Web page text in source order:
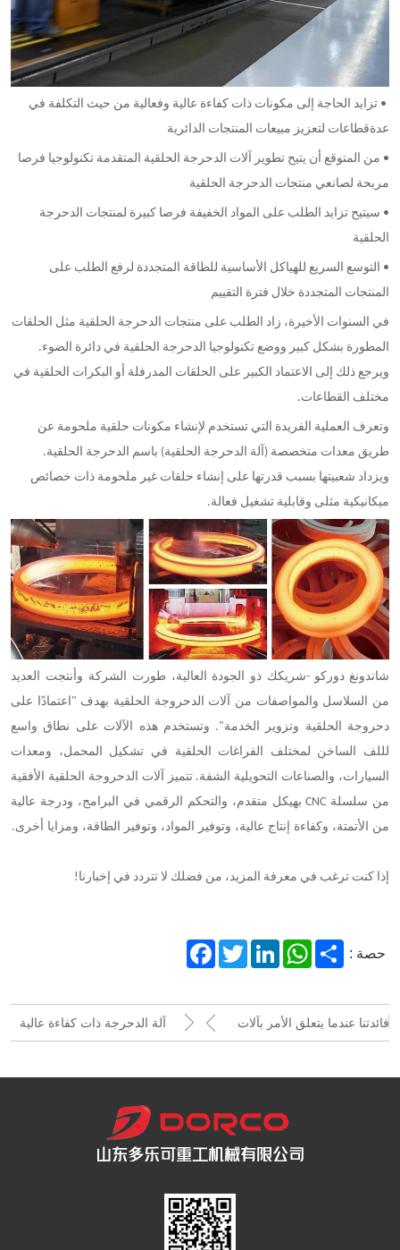
• تزايد الحاجة إلى مكونات ذات كفاءة عالية وفعالية من حيث التكلفة في
عدةقطاعات لتعزيز مبيعات المنتجات الدائرية
• من المتوقع أن يتيح تطوير آلات الدحرجة الحلقية المتقدمة تكنولوجيا فرصا
مربحة لصانعي منتجات الدحرجة الحلقية
• سيتيح تزايد الطلب على المواد الخفيفة فرصا كبيرة لمنتجات الدحرجة
الحلقية
• التوسع السريع للهياكل الأساسية للطاقة المتجددة لرفع الطلب على
المنتجات المتجددة خلال فترة التقييم
في السنوات الأخيرة، زاد الطلب على منتجات الدحرجة الحلقية مثل الحلقات
المطورة بشكل كبير ووضع تكنولوجيا الدحرجة الحلقية في دائرة الضوء.
ويرجع ذلك إلى الاعتماد الكبير على الحلقات المدرفلة أو البكرات الحلقية في
مختلف القطاعات.
وتعرف العملية الفريدة التي تستخدم لإنشاء مكونات حلقية ملحومة عن
طريق معدات متخصصة (آلة الدحرجة الحلقية) باسم الدحرجة الحلقية.
ويزداد شعبيتها بسبب قدرتها على إنشاء حلقات غير ملحومة ذات خصائص
ميكانيكية مثلى وقابلية تشغيل فعالة.
شاندونغ دوركو -شريكك ذو الجودة العالية، طورت الشركة وأنتجت العديد
من السلاسل والمواصفات من آلات الدحروجة الحلقية بهدف " اعتمادًا على
دحروجة الحلقية وتزوير الخدمة". وتستخدم هذه الآلات على نطاق واسع
لللف الساخن لمختلف الفراغات الحلقية في تشكيل المحمل، ومعدات
السيارات، والصناعات التحويلية الشفة. تتميز آلات الدحروجة الحلقية الأفقية
من سلسلة CNC بهيكل متقدم، والتحكم الرقمي في البرامج، ودرجة عالية
من الأتمتة، وكفاءة إنتاج عالية، وتوفير المواد، وتوفير الطاقة، ومزايا أخرى.
إذا كنت ترغب في معرفة المزيد، من فضلك لا تتردد في إخبارنا!
حصة : FacebookTwitterLinkedInWhatsAppShare
فائدتنا عندما يتعلق الأمر بآلات آلة الدحرجة ذات كفاءة عالية